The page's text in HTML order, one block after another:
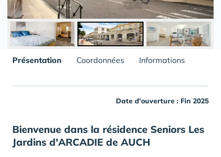
Présentation Coordonnées Informations
Date d'ouverture : Fin 2025
Bienvenue dans la résidence Seniors Les
Jardins d'ARCADIE de AUCH